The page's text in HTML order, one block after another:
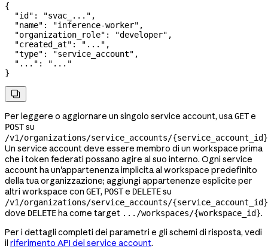
{
  "id"
: "svac_..." ,
  "name"
: "inference-worker" ,
  "organization_role"
: "developer" ,
  "created_at"
: "..." ,
  "type"
: "service_account" ,
  "..."
:
"..."
}

Per leggere o aggiornare un singolo service account, usaGETe
POSTsu
/v1/organizations/service_accounts/{service_account_id}
Un service account deve essere membro di un workspace prima
che i token federati possano agire al suo interno. Ogni service
account ha un'appartenenza implicita al workspace predefinito
della tua organizzazione; aggiungi appartenenze esplicite per
altri workspace con GET, POSTe DELETEsu
/v1/organizations/service_accounts/
dove DELETEha come target .../workspaces/{workspace_id}.
Per i dettagli completi dei parametri e gli schemi di risposta, vedi
il riferimento API dei service account.